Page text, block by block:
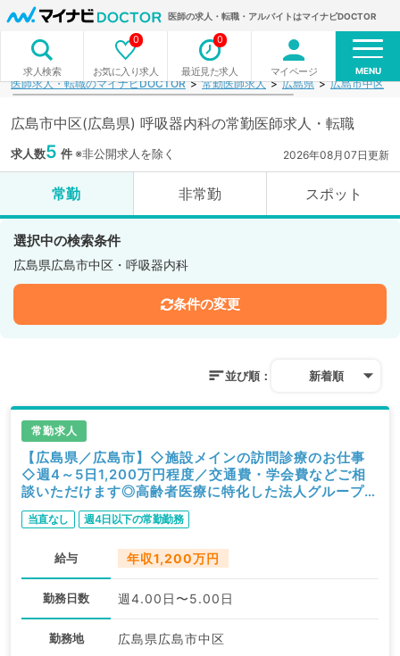
医師の求人・転職・アルバイトはマイナビDOCTOR
求人検索 お気に入り求人
0
最近見た求人
0
マイページ MENU
医師求人・転職のマイナビDOCTOR 常勤医師求人 広島県 広島市中区
広島市中区(広島県) 呼吸器内科の常勤医師求人・転職
求人数5 件※非公開求人を除く 2026年08月07日更新
常勤 非常勤 スポット
選択中の検索条件
広島県広島市中区・呼吸器内科
条件の変更
並び順： 新着順
常勤求人
【広島県／広島市】◇施設メインの訪問診療のお仕事
◇週4～5日1,200万円程度／交通費・学会費などご相
談いただけます◎高齢者医療に特化した法人グループの
クリニックです（内科系／常勤）
当直なし 週4日以下の常勤勤務
給与 年収1,200万円
勤務日数 週4.00日〜5.00日
勤務地 広島県広島市中区